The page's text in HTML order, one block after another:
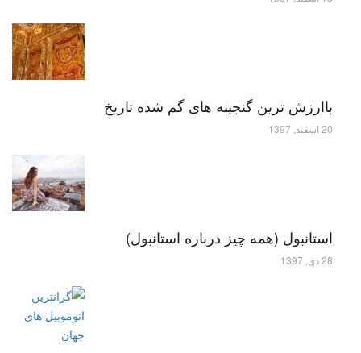
باارزش ترین گنجینه های گم شده تاریخ
20 اسفند, 1397
استانبول (همه چیز درباره استانبول)
28 دی, 1397